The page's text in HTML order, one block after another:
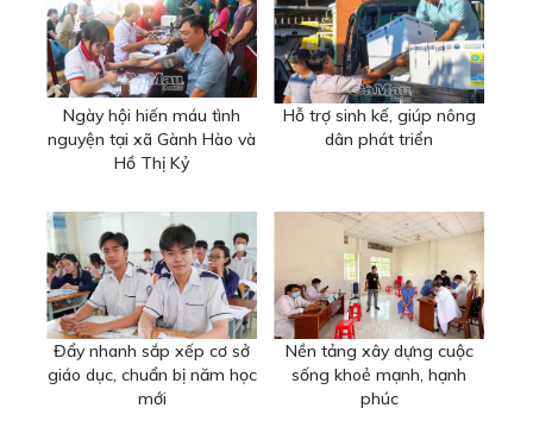
Ngày hội hiến máu tình
nguyện tại xã Gành Hào và
Hồ Thị Kỷ
Hỗ trợ sinh kế, giúp nông
dân phát triển
Đẩy nhanh sắp xếp cơ sở
giáo dục, chuẩn bị năm học
mới
Nền tảng xây dựng cuộc
sống khoẻ mạnh, hạnh
phúc